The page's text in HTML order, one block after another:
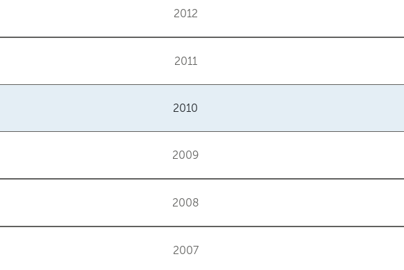
2012
2011
2010
2009
2008
2007